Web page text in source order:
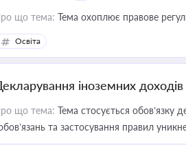
що тема: Тема охоплює правове
Освіта
іноземних доходів
що тема: Тема стосується обов’язку
та застосування правил